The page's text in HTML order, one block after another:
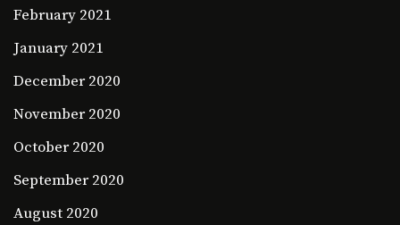
February 2021
January 2021
December 2020
November 2020
October 2020
September 2020
August 2020